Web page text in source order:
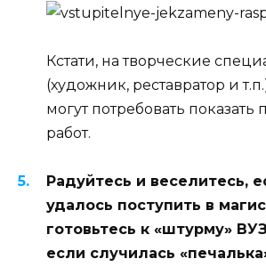
Кстати, на творческие
(художник, реставратор и
могут потребовать показать
работ.
Радуйтесь и веселитесь,
удалось поступить в
готовьтесь к «штурму»
если случилась